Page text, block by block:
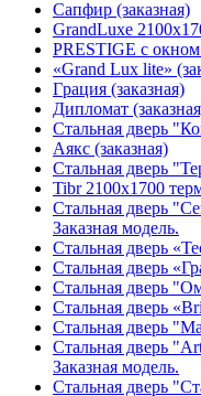
Сапфир (заказная)
GrandLuxe
PRESTIGE с
«Grand Lux lite»
Гpация (заказная)
Дипломат
Стальная дверь
Аякс (заказная)
Стальная дверь
Tibr 2100х1700
Стальная дверь
Заказная модель.
Стальная дверь
Стальная дверь
Стальная дверь
Стальная дверь
Стальная дверь
Стальная дверь
Заказная модель.
Стальная дверь